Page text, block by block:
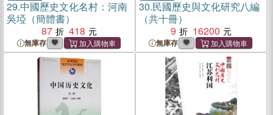
29.中國歷史文化名村：河南
吳埡（簡體書）
87
418
無庫存
30.民國歷史與文化研究八編
（共十冊）
9
16200
無庫存